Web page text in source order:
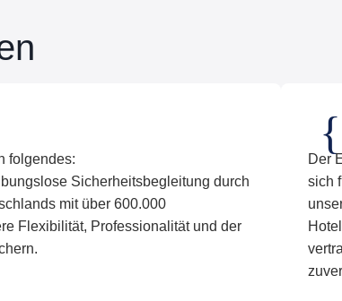
folgendes:
Sicherheitsbegleitung durch
mit über 600.000
Flexibilität, Professionalität und der
Der
sich